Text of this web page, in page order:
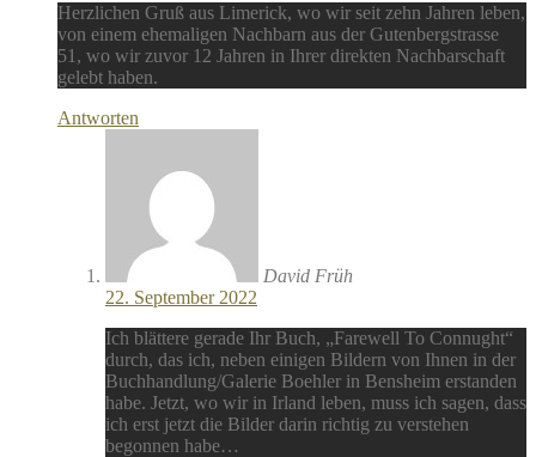
Herzlichen Gruß aus Limerick, wo wir seit zehn Jahren leben,
von einem ehemaligen Nachbarn aus der Gutenbergstrasse
51, wo wir zuvor 12 Jahren in Ihrer direkten Nachbarschaft
gelebt haben.
Antworten
David Früh
22. September 2022
Ich blättere gerade Ihr Buch, „Farewell To Connught“
durch, das ich, neben einigen Bildern von Ihnen in der
Buchhandlung/Galerie Boehler in Bensheim erstanden
habe. Jetzt, wo wir in Irland leben, muss ich sagen, dass
ich erst jetzt die Bilder darin richtig zu verstehen
begonnen habe…